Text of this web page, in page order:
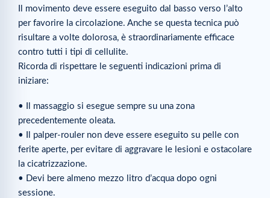
Il movimento deve essere eseguito dal basso verso l’alto
per favorire la circolazione. Anche se questa tecnica può
risultare a volte dolorosa, è straordinariamente efficace
contro tutti i tipi di cellulite.
Ricorda di rispettare le seguenti indicazioni prima di
iniziare:
• Il massaggio si esegue sempre su una zona
precedentemente oleata.
• Il palper-rouler non deve essere eseguito su pelle con
ferite aperte, per evitare di aggravare le lesioni e ostacolare
la cicatrizzazione.
• Devi bere almeno mezzo litro d’acqua dopo ogni
sessione.